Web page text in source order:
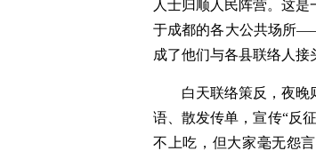
人士归顺人民阵营。这
于成都的各大公共场所
成了他们与各县联络人接
白天联络策反，夜晚
语、散发传单，宣传“反
不上吃，但大家毫无怨